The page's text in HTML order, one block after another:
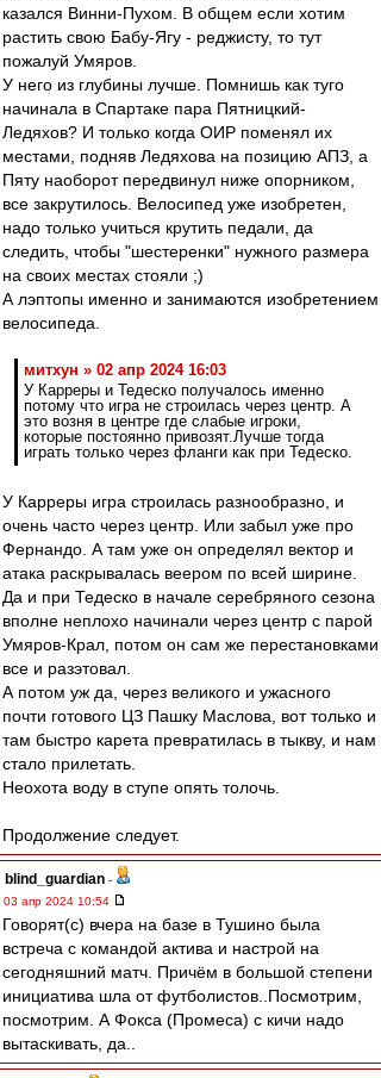
казался Винни-Пухом. В общем если хотим
растить свою Бабу-Ягу - реджисту, то тут
пожалуй Умяров.
У него из глубины лучше. Помнишь как туго
начинала в Спартаке пара Пятницкий-
Ледяхов? И только когда ОИР поменял их
местами, подняв Ледяхова на позицию АПЗ, а
Пяту наоборот передвинул ниже опорником,
все закрутилось. Велосипед уже изобретен,
надо только учиться крутить педали, да
следить, чтобы "шестеренки" нужного размера
на своих местах стояли ;)
А лэптопы именно и занимаются изобретением
велосипеда.
митхун » 02 апр 2024 16:03
У Карреры и Тедеско получалось именно
потому что игра не строилась через центр. А
это возня в центре где слабые игроки,
которые постоянно привозят.Лучше тогда
играть только через фланги как при Тедеско.
У Карреры игра строилась разнообразно, и
очень часто через центр. Или забыл уже про
Фернандо. А там уже он определял вектор и
атака раскрывалась веером по всей ширине.
Да и при Тедеско в начале серебряного сезона
вполне неплохо начинали через центр с парой
Умяров-Крал, потом он сам же перестановками
все и разэтовал.
А потом уж да, через великого и ужасного
почти готового ЦЗ Пашку Маслова, вот только и
там быстро карета превратилась в тыкву, и нам
стало прилетать.
Неохота воду в ступе опять толочь.
Продолжение следует.
blind_guardian -
03 апр 2024 10:54
Говорят(с) вчера на базе в Тушино была
встреча с командой актива и настрой на
сегодняшний матч. Причём в большой степени
инициатива шла от футболистов..Посмотрим,
посмотрим. А Фокса (Промеса) с кичи надо
вытаскивать, да..